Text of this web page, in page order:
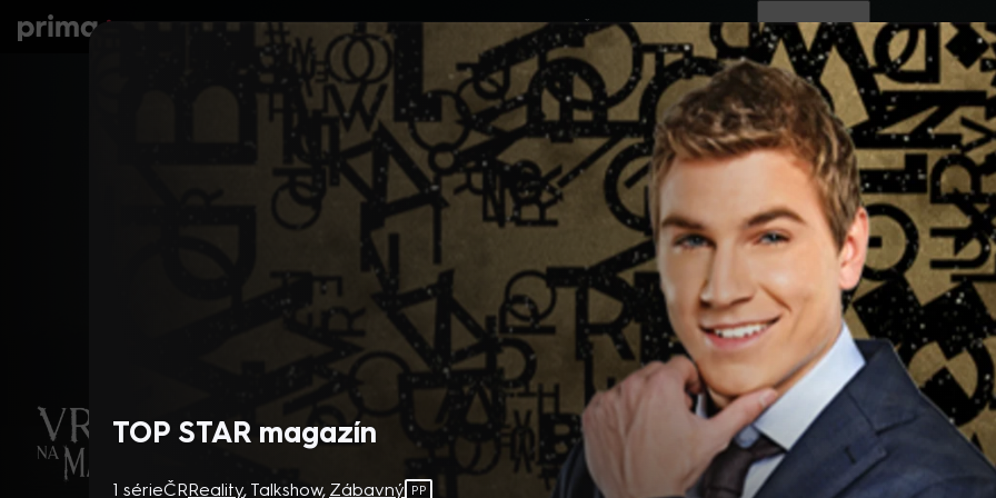
Seriály Filmy Děti Zprávy Novinky Živě TV program Operátoři
TOP STAR magazín
1 sérieČRReality, Talkshow, Zábavný PP
prima+